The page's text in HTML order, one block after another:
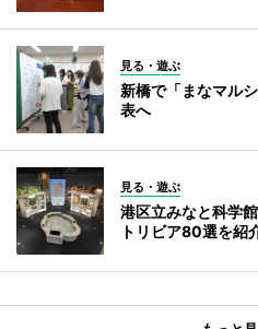
見る・遊ぶ
新橋で「まなマル
表へ
見る・遊ぶ
港区立みなと科学
トリビア80選を紹